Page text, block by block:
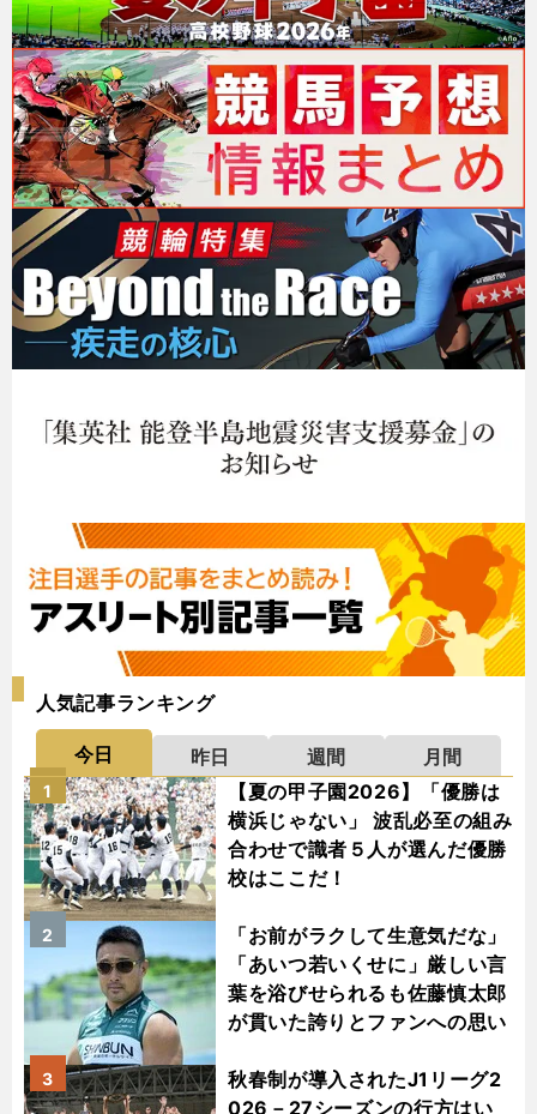
人気記事ランキング
今日 昨日 週間
月間
【夏の甲子園2026】「優勝は
横浜じゃない」 波乱必至の組み
合わせで識者５人が選んだ優勝
校はここだ！
1
「お前がラクして生意気だな」
「あいつ若いくせに」厳しい言
葉を浴びせられるも佐藤慎太郎
が貫いた誇りとファンへの思い
2
秋春制が導入されたJ1リーグ2
026－27シーズンの行方はい
3